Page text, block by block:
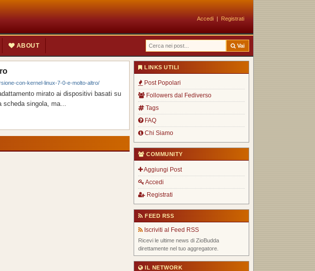
Accedi | Registrati
ABOUT Vai
con-kernel-linux-7-0-e-molto-altro/
mirato ai dispositivi basati su
scheda singola, ma...
LINKS UTILI
Post Popolari
Followers dal Fediverso
Tags
FAQ
Chi Siamo
COMMUNITY
Aggiungi Post
Accedi
Registrati
FEED RSS
Iscriviti al Feed RSS
Ricevi le ultime news di ZioBudda
direttamente nel tuo aggregatore.
IL NETWORK